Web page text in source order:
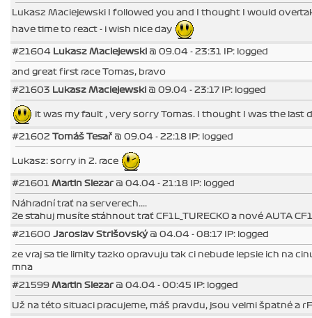
Lukasz Maciejewski I followed you and I thought I would
have time to react - i wish nice day
#21604 Lukasz Maciejewski @ 09.04 - 23:31 IP: logged
and great first race Tomas, bravo
#21603 Lukasz Maciejewski @ 09.04 - 23:17 IP: logged
it was my fault , very sorry Tomas. I thought I was the last
#21602 Tomáš Tesař @ 09.04 - 22:18 IP: logged
Lukasz: sorry in 2. race
#21601 Martin Slezar @ 04.04 - 21:18 IP: logged
Náhradní trať na serverech....
Ze stahuj musíte stáhnout trať CF1L_TURECKO a nové AUTA
#21600 Jaroslav Strišovský@ 04.04 - 08:17 IP: logged
ze vraj sa tie limity tazko opravuju tak ci nebude lepsie ich na
mna
#21599 Martin Slezar @ 04.04 - 00:45 IP: logged
Už na této situaci pracujeme, máš pravdu, jsou velmi špatné a